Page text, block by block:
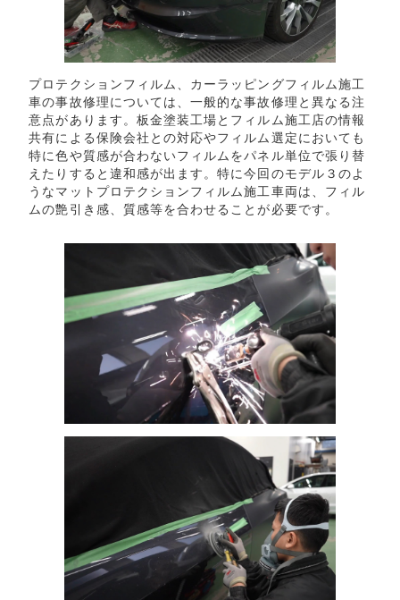
プロテクションフィルム、カーラッピングフィルム施工
車の事故修理については、一般的な事故修理と異なる注
意点があります。板金塗装工場とフィルム施工店の情報
共有による保険会社との対応やフィルム選定においても
特に色や質感が合わないフィルムをパネル単位で張り替
えたりすると違和感が出ます。特に今回のモデル３のよ
うなマットプロテクションフィルム施工車両は、フィル
ムの艶引き感、質感等を合わせることが必要です。